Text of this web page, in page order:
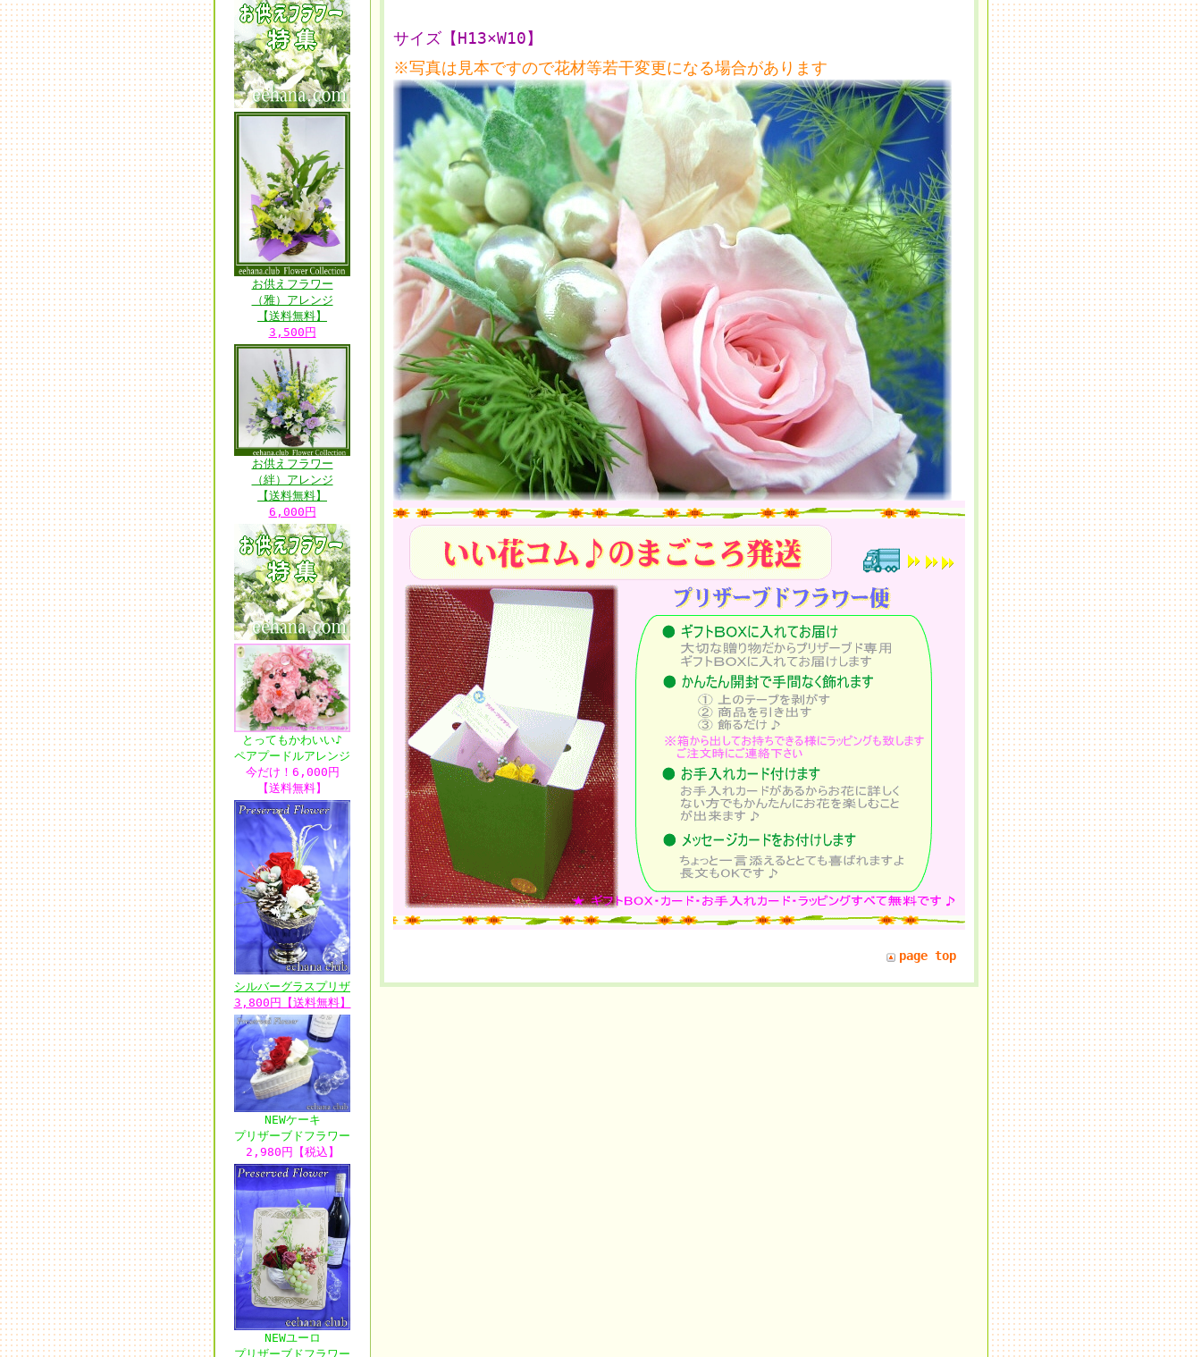
お供えフラワー
（雅）アレンジ
【送料無料】
3,500円
お供えフラワー
（絆）アレンジ
【送料無料】
6,000円
とってもかわいい♪
ペアプードルアレンジ
今だけ！6,000円
【送料無料】
シルバーグラスプリザ
3,800円【送料無料】
NEWケーキ
プリザーブドフラワー
2,980円【税込】
NEWユーロ
プリザーブドフラワー
サイズ【H13×W10】
※写真は見本ですので花材等若干変更になる場合があります
page top